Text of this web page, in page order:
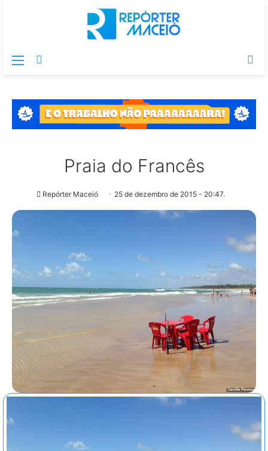
Menu
Praia do Francês
Repórter Maceió 25 de dezembro de 2015 - 20:47.